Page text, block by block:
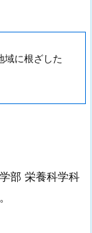
域に根ざした
部 栄養科学科